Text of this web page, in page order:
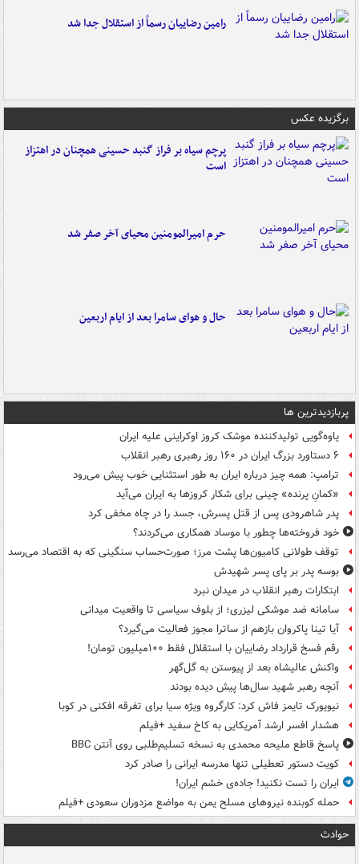
رامین رضاییان رسماً از استقلال جدا شد
برگزیده عکس
پرچم سیاه بر فراز گنبد حسینی همچنان در اهتزاز
است
حرم امیرالمومنین محیای آخر صفر شد
حال و هوای سامرا بعد از ایام اربعین
پربازدیدترین ها
یاوه‌گویی تولیدکننده موشک کروز اوکراینی علیه ایران
۶ دستاورد بزرگ ایران در ۱۶۰ روز رهبری رهبر انقلاب
ترامپ: همه چیز درباره ایران به طور استثنایی خوب پیش می‌رود
«کمانِ پرنده» چینی برای شکار کروزها به ایران می‌آید
پدر شاهرودی پس از قتل پسرش، جسد را در چاه مخفی کرد
خود فروخته‌ها چطور با موساد همکاری می‌کردند؟
توقف طولانی کامیون‌ها پشت مرز؛ صورت‌حساب سنگینی که به اقتصاد می‌رسد
بوسه‌ پدر بر پای پسر شهیدش
ابتکارات رهبر انقلاب در میدان نبرد
سامانه ضد موشکی لیزری؛ از بلوف سیاسی تا واقعیت میدانی
آیا تینا پاکروان بازهم از ساترا مجوز فعالیت می‌گیرد؟
رقم فسخ قرارداد رضاییان با استقلال فقط ۱۰۰میلیون تومان!
واکنش عالیشاه بعد از پیوستن به گل‌گهر
آنچه رهبر شهید سال‌ها پیش دیده بودند
نیویورک تایمز فاش کرد: کارگروه ویژه سیا برای تفرقه افکنی در کوبا
هشدار افسر ارشد آمریکایی به کاخ سفید +فیلم
پاسخ قاطع ملیحه محمدی به نسخه تسلیم‌طلبی روی آنتن BBC
کویت دستور تعطیلی تنها مدرسه ایرانی را صادر کرد
ایران را تست نکنید! جاده‌ی خشم ایران!
حمله کوبنده نیروهای مسلح یمن به مواضع مزدوران سعودی +فیلم
حوادث